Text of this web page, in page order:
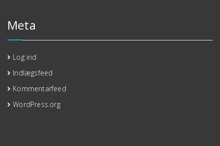
Meta
Log ind
Indlægsfeed
Kommentarfeed
WordPress.org